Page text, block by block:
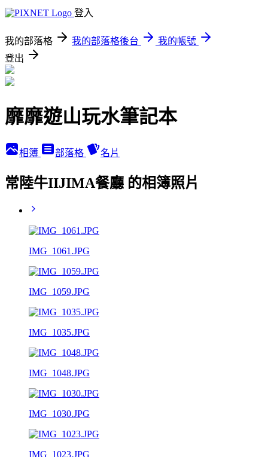
登入
我的部落格 我的部落格後台
我的帳號
登出
靡靡遊山玩水筆記本
相簿 部落格 名片
常陸牛IIJIMA餐廳 的相簿照片
IMG_1061.JPG
IMG_1059.JPG
IMG_1035.JPG
IMG_1048.JPG
IMG_1030.JPG
IMG_1023.JPG